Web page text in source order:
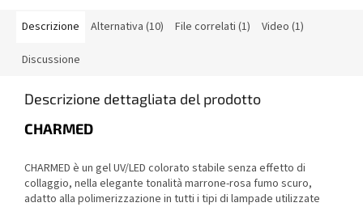
Descrizione Alternativa (10) File correlati (1) Video (1)
Discussione
Descrizione dettagliata del prodotto
CHARMED
CHARMED è un gel UV/LED colorato stabile senza effetto di
collaggio, nella elegante tonalità marrone-rosa fumo scuro,
adatto alla polimerizzazione in tutti i tipi di lampade utilizzate